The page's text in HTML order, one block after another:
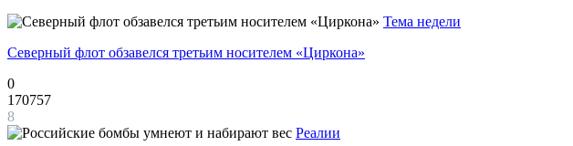
Тема недели
Северный флот обзавелся третьим носителем «Циркона»
0
170757
8
Реалии